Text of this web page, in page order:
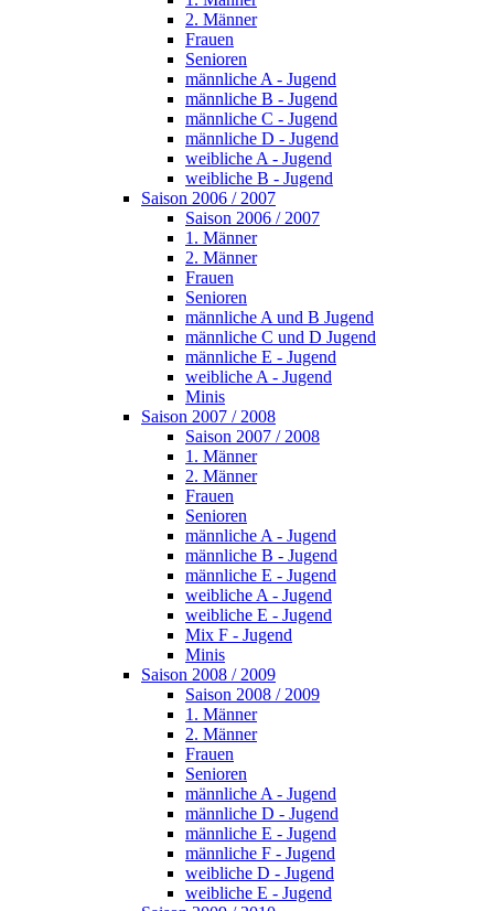
2. Männer
Frauen
Senioren
männliche A - Jugend
männliche B - Jugend
männliche C - Jugend
männliche D - Jugend
weibliche A - Jugend
weibliche B - Jugend
Saison 2006 / 2007
Saison 2006 / 2007
1. Männer
2. Männer
Frauen
Senioren
männliche A und B Jugend
männliche C und D Jugend
männliche E - Jugend
weibliche A - Jugend
Minis
Saison 2007 / 2008
Saison 2007 / 2008
1. Männer
2. Männer
Frauen
Senioren
männliche A - Jugend
männliche B - Jugend
männliche E - Jugend
weibliche A - Jugend
weibliche E - Jugend
Mix F - Jugend
Minis
Saison 2008 / 2009
Saison 2008 / 2009
1. Männer
2. Männer
Frauen
Senioren
männliche A - Jugend
männliche D - Jugend
männliche E - Jugend
männliche F - Jugend
weibliche D - Jugend
weibliche E - Jugend